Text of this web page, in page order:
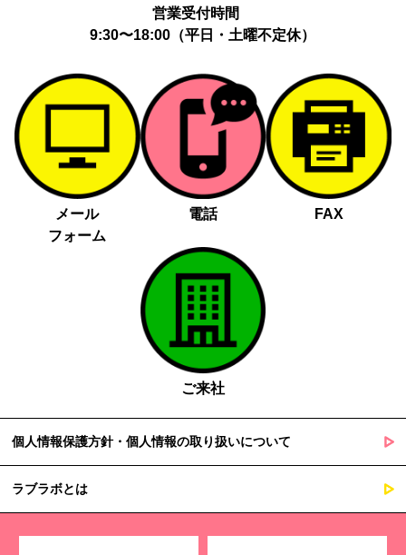
営業受付時間
9:30〜18:00（平日・土曜不定休）
メール
フォーム
電話 FAX
ご来社
個人情報保護方針・個人情報の取り扱いについて
ラブラボとは